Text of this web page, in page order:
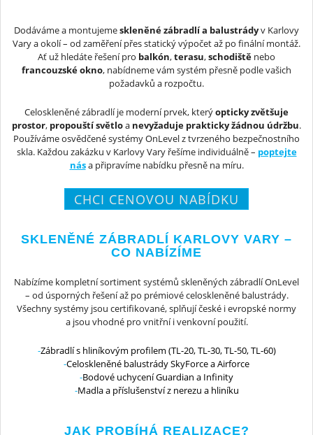
Dodáváme a montujemeskleněné zábradlí a balustrádyv Karlovy
Vary a okolí – od zaměření přes statický výpočet až po finální montáž.
Ať už hledáte řešení pro balkón,terasu,schodiště nebo
francouzské okno, nabídneme vám systém přesně podle vašich
požadavků a rozpočtu.
Celoskleněné zábradlí je moderní prvek, kterýopticky zvětšuje
prostor, propouští světloa nevyžaduje prakticky žádnou údržbu.
Používáme osvědčené systémy OnLevel z tvrzeného bezpečnostního
skla. Každou zakázku v Karlovy Vary řešíme individuálně – poptejte
nása připravíme nabídku přesně na míru.
CHCI CENOVOU NABÍDKU
SKLENĚNÉ ZÁBRADLÍ KARLOVY VARY –
CO NABÍZÍME
Nabízíme kompletní sortiment systémů skleněných zábradlí OnLevel
– od úsporných řešení až po prémiové celoskleněné balustrády.
Všechny systémy jsou certifikované, splňují české i evropské normy
a jsou vhodné pro vnitřní i venkovní použití.
Zábradlí s hliníkovým profilem (TL-20, TL-30, TL-50, TL-60)
Celoskleněné balustrády SkyForce a Airforce
Bodové uchycení Guardian a Infinity
Madla a příslušenství z nerezu a hliníku
JAK PROBÍHÁ REALIZACE?